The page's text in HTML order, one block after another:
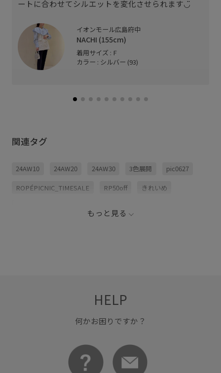
ートに合わせてシルエットを変化させられます◡̈
イオンモール広島府中
NACHI (155cm)
着用サイズ : F
カラー : シルバー (93)
関連タグ
24AW10 24AW20 24AW30 3色展開 pic0627
ROPÉPICNIC_TIMESALE RP50off きれいめ
もっと見る
HELP
何かお困りですか？